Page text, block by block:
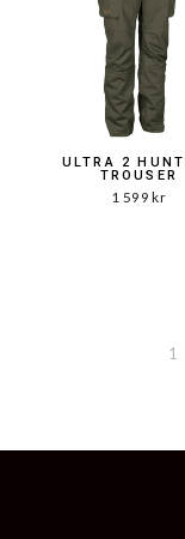
ULTRA 2
TROUSER
1 599 kr
1